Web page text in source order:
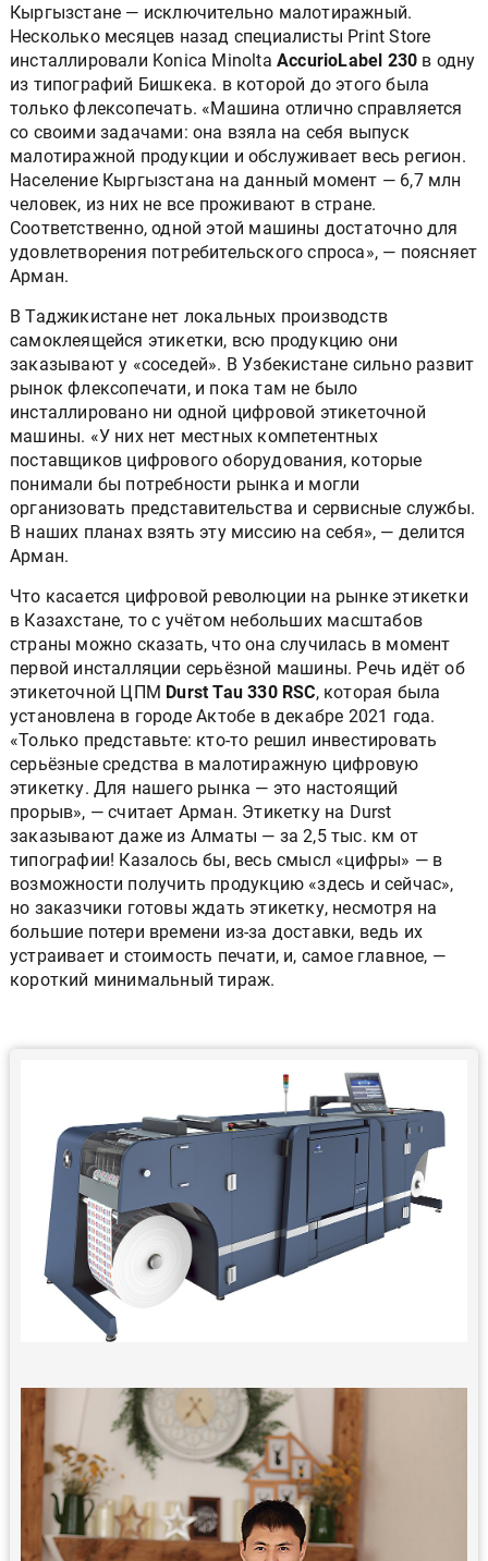
Кыргызстане — исключительно малотиражный.
Несколько месяцев назад специалисты Print Store
инсталлировали Konica Minolta AccurioLabel 230 в одну
из типографий Бишкека. в которой до этого была
только флексопечать. «Машина отлично справляется
со своими задачами: она взяла на себя выпуск
малотиражной продукции и обслуживает весь регион.
Население Кыргызстана на данный момент — 6,7 млн
человек, из них не все проживают в стране.
Соответственно, одной этой машины достаточно для
удовлетворения потребительского спроса», — поясняет
Арман.
В Таджикистане нет локальных производств
самоклеящейся этикетки, всю продукцию они
заказывают у «соседей». В Узбекистане сильно развит
рынок флексопечати, и пока там не было
инсталлировано ни одной цифровой этикеточной
машины. «У них нет местных компетентных
поставщиков цифрового оборудования, которые
понимали бы потребности рынка и могли
организовать представительства и сервисные службы.
В наших планах взять эту миссию на себя», — делится
Арман.
Что касается цифровой революции на рынке этикетки
в Казахстане, то с учётом небольших масштабов
страны можно сказать, что она случилась в момент
первой инсталляции серьёзной машины. Речь идёт об
этикеточной ЦПМ Durst Tau 330 RSC, которая была
установлена в городе Актобе в декабре 2021 года.
«Только представьте: кто-то решил инвестировать
серьёзные средства в малотиражную цифровую
этикетку. Для нашего рынка — это настоящий
прорыв», — считает Арман. Этикетку на Durst
заказывают даже из Алматы — за 2,5 тыс. км от
типографии! Казалось бы, весь смысл «цифры» — в
возможности получить продукцию «здесь и сейчас»,
но заказчики готовы ждать этикетку, несмотря на
большие потери времени из-за доставки, ведь их
устраивает и стоимость печати, и, самое главное, —
короткий минимальный тираж.